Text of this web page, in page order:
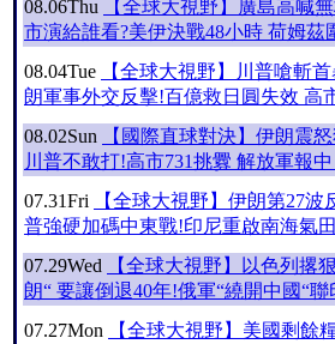
08.06Thu
【全球大視野】廣島高喊
市演給誰看?美伊決戰48小時 荷姆茲
08.04Tue
【全球大視野】‪川普嗆斬
朗軍事外交反擊!百億救日圓失效 高
08.02Sun
【國際直球對決】伊朗震
川普不敢打!高市731挑釁 解放軍報
07.31Fri
【全球大視野】伊朗第27波
普強硬加碼中東戰!印尼重啟南海氣
07.29Wed
【全球大視野】以色列撂
朗“ 要讓倒退40年!俄軍“繞開中國“聯
07.27Mon
【全球大視野】美國剩餘